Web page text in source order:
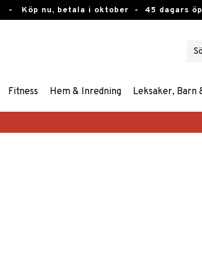
- Köp nu, betala i oktober - 45 dagars
Fitness Hem & Inredning Leksaker, Barn